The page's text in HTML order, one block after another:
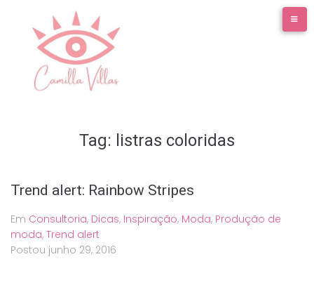
conteúdo
Tag: listras coloridas
Trend alert: Rainbow Stripes
Em Consultoria, Dicas, Inspiração, Moda, Produção de
moda, Trend alert
Postou junho 29, 2016